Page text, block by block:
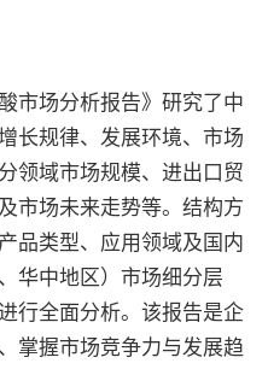
市场分析报告》研究了中
长规律、发展环境、市场
领域市场规模、进出口贸
市场未来走势等。结构方
品类型、应用领域及国内
华中地区）市场细分层
行全面分析。该报告是企
掌握市场竞争力与发展趋